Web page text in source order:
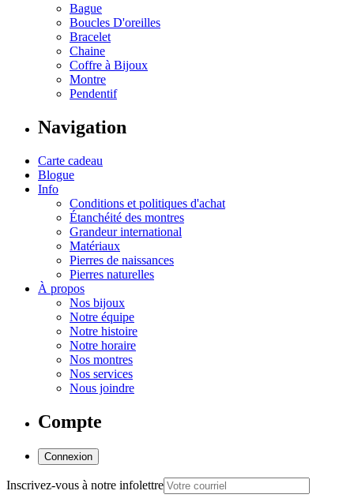
Bague
Boucles D'oreilles
Bracelet
Chaine
Coffre à Bijoux
Montre
Pendentif
Navigation
Carte cadeau
Blogue
Info
Conditions et politiques d'achat
Étanchéité des montres
Grandeur international
Matériaux
Pierres de naissances
Pierres naturelles
À propos
Nos bijoux
Notre équipe
Notre histoire
Notre horaire
Nos montres
Nos services
Nous joindre
Compte
Connexion
Inscrivez-vous à notre infolettre